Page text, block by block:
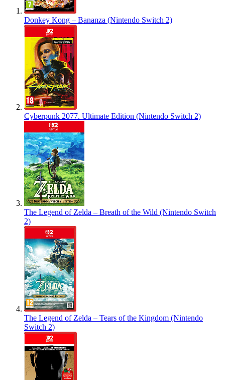
Donkey Kong – Bananza (Nintendo Switch 2)
Cyberpunk 2077. Ultimate Edition (Nintendo Switch 2)
The Legend of Zelda – Breath of the Wild (Nintendo Switch
2)
The Legend of Zelda – Tears of the Kingdom (Nintendo
Switch 2)